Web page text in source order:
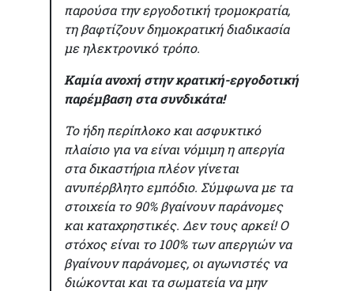
παρούσα την εργοδοτική τρομοκρατία,
τη βαφτίζουν δημοκρατική διαδικασία
με ηλεκτρονικό τρόπο.
Καμία ανοχή στην κρατική-εργοδοτική
παρέμβαση στα συνδικάτα!
Το ήδη περίπλοκο και ασφυκτικό
πλαίσιο για να είναι νόμιμη η απεργία
στα δικαστήρια πλέον γίνεται
ανυπέρβλητο εμπόδιο. Σύμφωνα με τα
στοιχεία το 90% βγαίνουν παράνομες
και καταχρηστικές. Δεν τους αρκεί! Ο
στόχος είναι το 100% των απεργιών να
βγαίνουν παράνομες, οι αγωνιστές να
διώκονται και τα σωματεία να μην